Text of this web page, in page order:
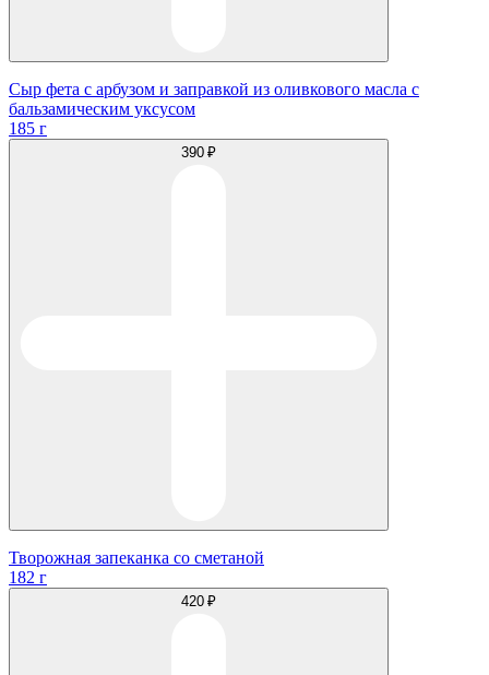
Сыр фета с арбузом и заправкой из оливкового масла с
бальзамическим уксусом
185 г
390 ₽
Творожная запеканка со сметаной
182 г
420 ₽